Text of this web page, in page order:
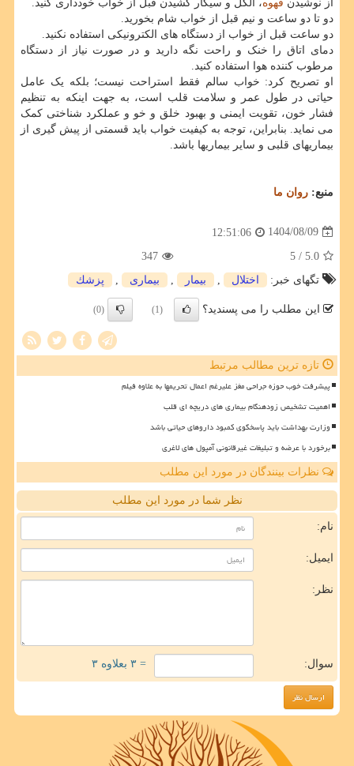
از نوشیدن قهوه، الکل و سیگار کشیدن قبل از خواب خودداری کنید.
دو تا دو ساعت و نیم قبل از خواب شام بخورید.
دو ساعت قبل از خواب از دستگاه های الکترونیکی استفاده نکنید.
دمای اتاق را خنک و راحت نگه دارید و در صورت نیاز از دستگاه
مرطوب کننده هوا استفاده کنید.
او تصریح کرد: خواب سالم فقط استراحت نیست؛ بلکه یک عامل
حیاتی در طول عمر و سلامت قلب است، به جهت اینکه به تنظیم
فشار خون، تقویت ایمنی و بهبود خلق و خو و عملکرد شناختی کمک
می نماید. بنابراین، توجه به کیفیت خواب باید قسمتی از پیش گیری از
بیماریهای قلبی و سایر بیماریها باشد.
منبع: روان ما
1404/08/09
12:51:06
5.0
/ 5
347
تگهای خبر:
اختلال بیمار بیماری پزشك
این مطلب را می پسندید؟ (1)
(0)
تازه ترین مطالب مرتبط
پیشرفت خوب حوزه جراحی مغز علیرغم اعمال تحریمها به علاوه فیلم
اهمیت تشخیص زودهنگام بیماری های دریچه ای قلب
وزارت بهداشت باید پاسخگوی کمبود داروهای حیاتی باشد
برخورد با عرضه و تبلیغات غیرقانونی آمپول های لاغری
نظرات بینندگان در مورد این مطلب
نظر شما در مورد این مطلب
نام:
ایمیل:
نظر:
سوال: = ۳ بعلاوه ۳